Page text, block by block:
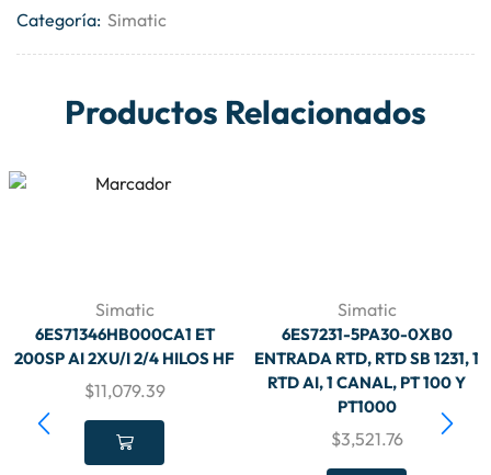
Categoría: Simatic
Productos Relacionados
Simatic
6ES71346HB000CA1 ET
200SP AI 2XU/I 2/4 HILOS HF
$11,079.39
Simatic
6ES7231-5PA30-0XB0
ENTRADA RTD, RTD SB 1231, 1
RTD AI, 1 CANAL, PT 100 Y
PT1000
$3,521.76